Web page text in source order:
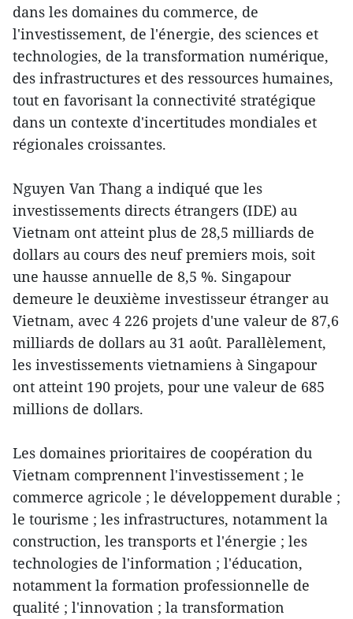
dans les domaines du commerce, de
l'investissement, de l'énergie, des sciences et
technologies, de la transformation numérique,
des infrastructures et des ressources humaines,
tout en favorisant la connectivité stratégique
dans un contexte d'incertitudes mondiales et
régionales croissantes.
Nguyen Van Thang a indiqué que les
investissements directs étrangers (IDE) au
Vietnam ont atteint plus de 28,5 milliards de
dollars au cours des neuf premiers mois, soit
une hausse annuelle de 8,5 %. Singapour
demeure le deuxième investisseur étranger au
Vietnam, avec 4 226 projets d'une valeur de 87,6
milliards de dollars au 31 août. Parallèlement,
les investissements vietnamiens à Singapour
ont atteint 190 projets, pour une valeur de 685
millions de dollars.
Les domaines prioritaires de coopération du
Vietnam comprennent l'investissement ; le
commerce agricole ; le développement durable ;
le tourisme ; les infrastructures, notamment la
construction, les transports et l'énergie ; les
technologies de l'information ; l'éducation,
notamment la formation professionnelle de
qualité ; l'innovation ; la transformation